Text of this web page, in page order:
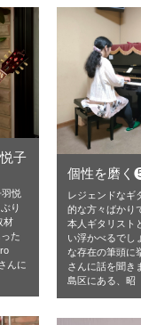
子
悦
り
材
た
んに
個性を磨く
レジェンドなギ
的な方々ばかり
本人ギタリスト
い浮かべるでし
な存在の筆頭に
さんに話を聞き
島区にある、昭